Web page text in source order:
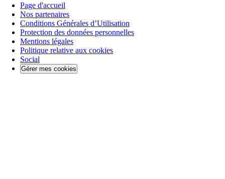
Page d'accueil
Nos partenaires
Conditions Générales d’Utilisation
Protection des données personnelles
Mentions légales
Politique relative aux cookies
Social
Gérer mes cookies